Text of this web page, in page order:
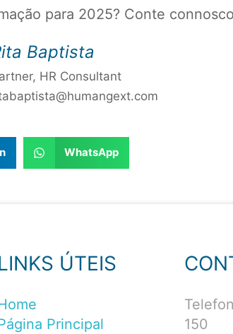
para 2025? Conte
Baptista
HR Consultant
WhatsApp
ÚTEIS
Principal
150